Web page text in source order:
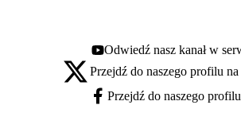
Youtube - otwiera się w nowej karcie
Odwiedź nasz kanał w
X - otwiera się w nowej karcie
Przejdź do naszego profilu
Facebook - otwiera się w nowej karcie
Przejdź do naszego